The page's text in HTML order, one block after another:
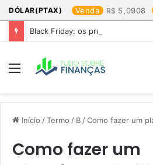
DÓLAR(PTAX) Venda 5,0908
Black Friday: os produtos que
Menu
Início /Termo / B /Como fazer um
Como fazer um